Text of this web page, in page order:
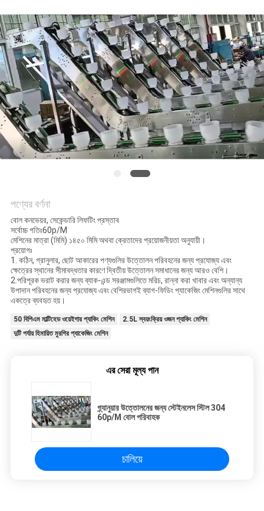
উদ্ধৃতি
অনুরোধ
করুন
SITEMAP
গোপনীয়তা
নীতি
পণ্যের বর্ণনা
বোল কনভেয়র, সেকেন্ডারি লিফটিং প্রস্তাব
সর্বোচ্চ গতিঃ60p/M
মেশিনের মাত্রা (মিমি) ১৪৫০ মিমি অথবা ক্রেতাদের প্রয়োজনীয়তা অনুযায়ী।
প্রয়োগঃ
1. কঠিন, গ্রানুলার, ছোট আকারের পণ্যগুলির উত্তোলন পরিবহনের জন্য প্রযোজ্য এবং
ক্ষেত্রের স্থানের সীমাবদ্ধতার কারণে দ্বিতীয় উত্তোলন সমাধানের জন্য আরও বেশি।
2.পরিপূরক ভরাট করার জন্য ব্যাক-এন্ড সরঞ্জামগুলিতে মরিচ, রান্না করা খাবার এবং অন্যান্য
উপাদান পরিবহনের জন্য প্রযোজ্য এবং বেশিরভাগই ব্যাগ-ফিডিং প্যাকেজিং মেশিনগুলির সাথে
একত্রে ব্যবহৃত হয়।
50 বিপিএম মাল্টিহেড ওয়েইগার প্যাকিং মেশিন
2.5L স্বয়ংক্রিয় ওজন প্যাকিং মেশিন
দুটি পর্যায় হিমায়িত মুরগির প্যাকেজিং মেশিন
এর সেরা মূল্য পান
গ্র্যানুয়ার উত্তোলনের জন্য স্টেইনলেস স্টিল 304
60p/M বোল পরিবাহক
চালিয়ে